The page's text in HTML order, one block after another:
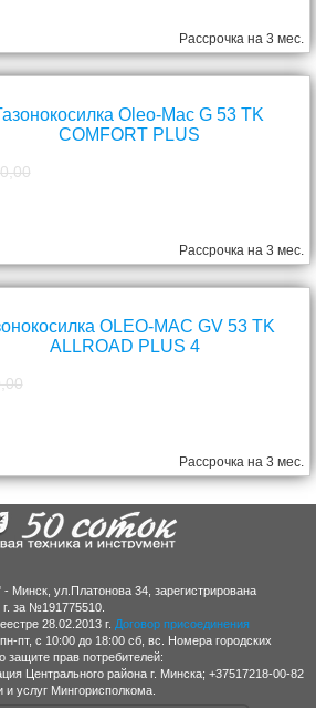
Рассрочка на 3 мес.
Oleo-Mac G 53 TK
COMFORT PLUS
Рассрочка на 3 мес.
OLEO-MAC GV 53 TK
ALLROAD PLUS 4
Рассрочка на 3 мес.
ул.Платонова 34, зарегистрирована
за №191775510.
28.02.2013 г. Договор присоединения
пт, с 10:00 до 18:00 сб, вс. Номера городских
прав потребителей:
Центрального района г. Минска; +37517218-00-82
и услуг Мингорисполкома.